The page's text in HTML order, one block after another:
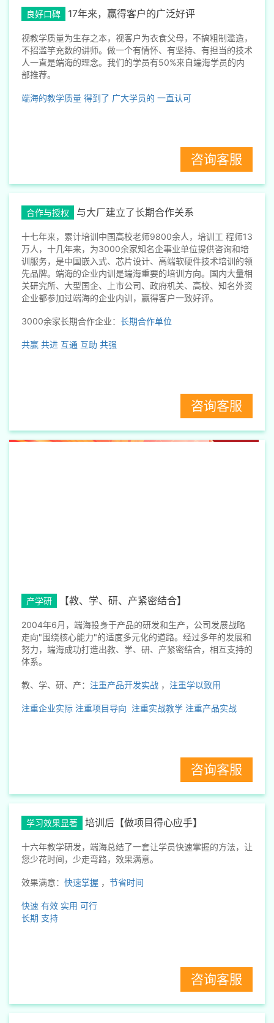
良好口碑 17年来，赢得客户的广泛好评
视教学质量为生存之本，视客户为衣食父母，不搞粗制滥造，
不招滥竽充数的讲师。做一个有情怀、有坚持、有担当的技术
人一直是端海的理念。我们的学员有50%来自端海学员的内
部推荐。
端海的教学质量 得到了 广大学员的 一直认可
咨询客服
合作与授权 与大厂建立了长期合作关系
十七年来，累计培训中国高校老师9800余人，培训工 程师13
万人，十几年来，为3000余家知名企事业单位提供咨询和培
训服务，是中国嵌入式、芯片设计、高端软硬件技术培训的领
先品牌。端海的企业内训是端海重要的培训方向。国内大量相
关研究所、大型国企、上市公司、政府机关、高校、知名外资
企业都参加过端海的企业内训，赢得客户一致好评。
3000余家长期合作企业： 长期合作单位
共赢 共进 互通 互助 共强
咨询客服
产学研 【教、学、研、产紧密结合】
2004年6月，端海投身于产品的研发和生产，公司发展战略
走向"围绕核心能力"的适度多元化的道路。经过多年的发展和
努力，端海成功打造出教、学、研、产紧密结合，相互支持的
体系。
教、学、研、产： 注重产品开发实战 ， 注重学以致用
注重企业实际 注重项目导向 注重实战教学 注重产品实战
咨询客服
学习效果显著 培训后【做项目得心应手】
十六年教学研发，端海总结了一套让学员快速掌握的方法，让
您少花时间，少走弯路，效果满意。
效果满意： 快速掌握 ， 节省时间
快速 有效 实用 可行
长期 支持
咨询客服